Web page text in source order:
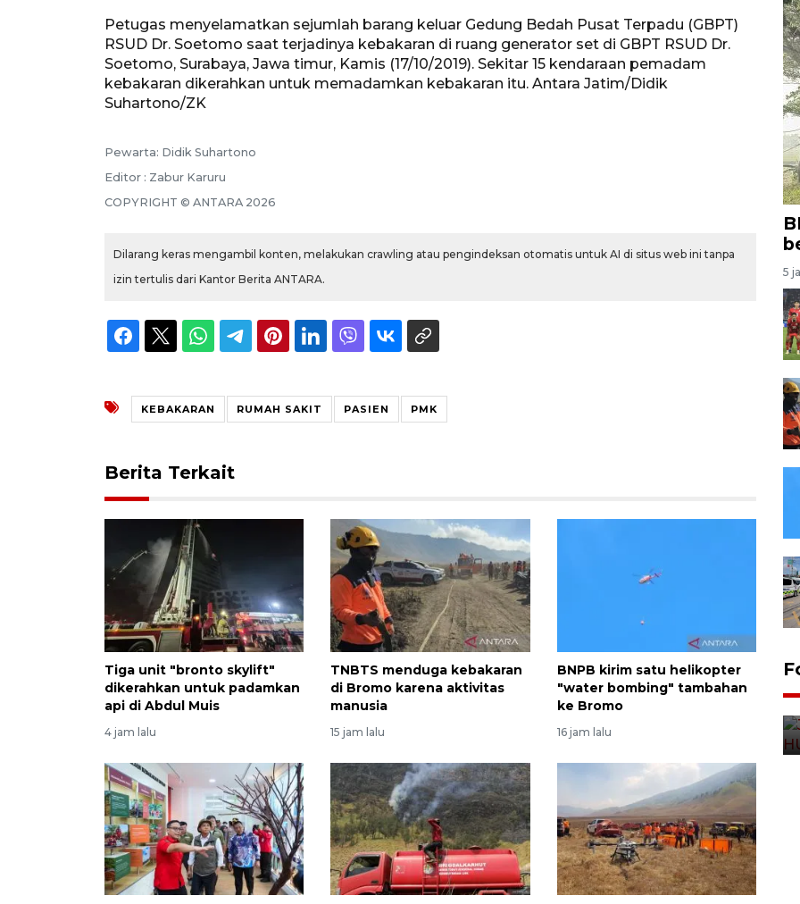
Petugas menyelamatkan sejumlah barang keluar Gedung Bedah Pusat Terpadu (GBPT)
RSUD Dr. Soetomo saat terjadinya kebakaran di ruang generator set di GBPT RSUD Dr.
Soetomo, Surabaya, Jawa timur, Kamis (17/10/2019). Sekitar 15 kendaraan pemadam
kebakaran dikerahkan untuk memadamkan kebakaran itu. Antara Jatim/Didik
Suhartono/ZK
Pewarta: Didik Suhartono
Editor : Zabur Karuru
COPYRIGHT © ANTARA 2026
Dilarang keras mengambil konten, melakukan crawling atau pengindeksan otomatis untuk AI di situs web ini tanpa
izin tertulis dari Kantor Berita ANTARA.
KEBAKARAN RUMAH SAKIT PASIEN PMK
Berita Terkait
Tiga unit "bronto skylift"
dikerahkan untuk padamkan
api di Abdul Muis
4 jam lalu
TNBTS menduga kebakaran
di Bromo karena aktivitas
manusia
15 jam lalu
BNPB kirim satu helikopter
"water bombing" tambahan
ke Bromo
16 jam lalu
5
Aksi bersih sungai di kawasan
padat penduduk